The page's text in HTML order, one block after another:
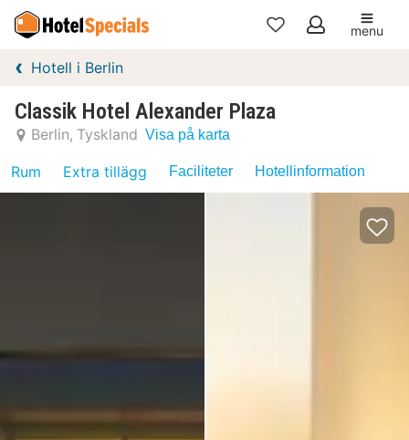
Mina
menu
Hotell i Berlin
Classik Hotel Alexander Plaza
Berlin Tyskland Visa på karta
Rum Extra tillägg Faciliteter Hotellinformation